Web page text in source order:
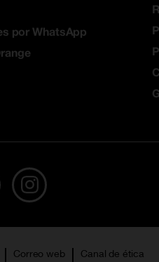
por WhatsApp
Correo web Canal de ética